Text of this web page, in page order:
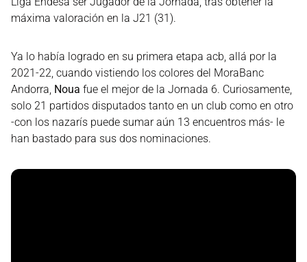
máxima valoración en la J21 (31).
Ya lo había logrado en su primera etapa acb, allá por la
2021-22, cuando vistiendo los colores del MoraBanc
Andorra, Noua fue el mejor de la Jornada 6. Curiosamente,
solo 21 partidos disputados tanto en un club como en otro
-con los nazarís puede sumar aún 13 encuentros más- le
han bastado para sus dos nominaciones.